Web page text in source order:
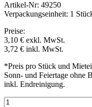
Artikel-Nr: 49250
Verpackungseinheit: 1
Preise:
3,10 € exkl. MwSt.
3,72 € inkl. MwSt.
*Preis pro Stück und
Sonn- und Feiertage ohne
inkl. Endreinigung.